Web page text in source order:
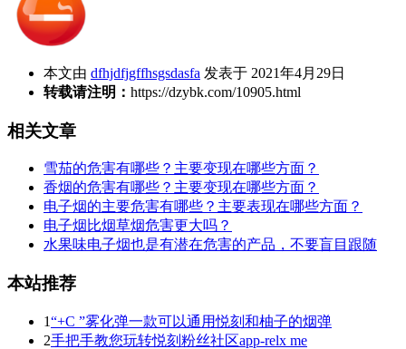
本文由 dfhjdfjgffhsgsdasfa 发表于 2021年4月29日
转载请注明： https://dzybk.com/10905.html
相关文章
雪茄的危害有哪些？主要变现在哪些方面？
香烟的危害有哪些？主要变现在哪些方面？
电子烟的主要危害有哪些？主要表现在哪些方面？
电子烟比烟草烟危害更大吗？
水果味电子烟也是有潜在危害的产品，不要盲目跟随
本站推荐
1“+C ”雾化弹一款可以通用悦刻和柚子的烟弹
2手把手教您玩转悦刻粉丝社区app-relx me